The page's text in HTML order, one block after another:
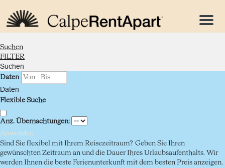
Menu
Suchen
FILTER
Suchen
Daten
Daten
Flexible Suche
Anz. Übernachtungen:
Anwenden
Sind Sie flexibel mit Ihrem Reisezeitraum? Geben Sie Ihren
gewünschten Zeitraum an und die Dauer Ihres Urlaubsaufenthalts. Wir
werden Ihnen die beste Ferienunterkunft mit dem besten Preis anzeigen.